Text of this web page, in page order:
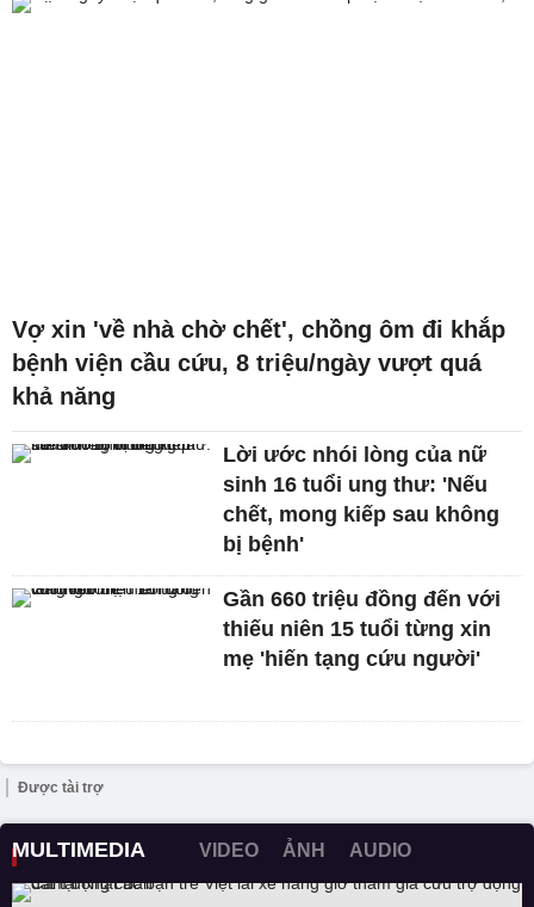
Vợ xin 'về nhà chờ chết', chồng ôm đi khắp
bệnh viện cầu cứu, 8 triệu/ngày vượt quá
khả năng
Lời ước nhói lòng của nữ
sinh 16 tuổi ung thư: 'Nếu
chết, mong kiếp sau không
bị bệnh'
Gần 660 triệu đồng đến với
thiếu niên 15 tuổi từng xin
mẹ 'hiến tạng cứu người'
Được tài trợ
MULTIMEDIA VIDEO ẢNH AUDIO